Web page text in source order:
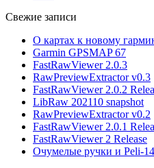
Свежие записи
О картах к новому
Garmin GPSMAP 67
FastRawViewer 2.0.3
RawPreviewExtractor v0.3
FastRawViewer 2.0.2
LibRaw 202110 snapshot
RawPreviewExtractor v0.2
FastRawViewer 2.0.1
FastRawViewer 2 Release
Очумелые ручки и Peli-